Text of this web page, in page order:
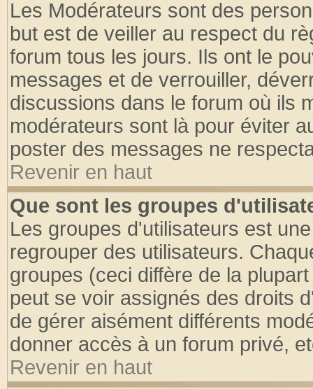
Les Modérateurs sont des
but est de veiller au respect du
forum tous les jours. Ils ont le
messages et de verrouiller,
discussions dans le forum où ils
modérateurs sont là pour éviter
poster des messages ne
Revenir en haut
Que sont les groupes
Les groupes d'utilisateurs est
regrouper des utilisateurs.
groupes (ceci diffère de la
peut se voir assignés des droits
de gérer aisément différents
donner accès à un forum privé,
Revenir en haut